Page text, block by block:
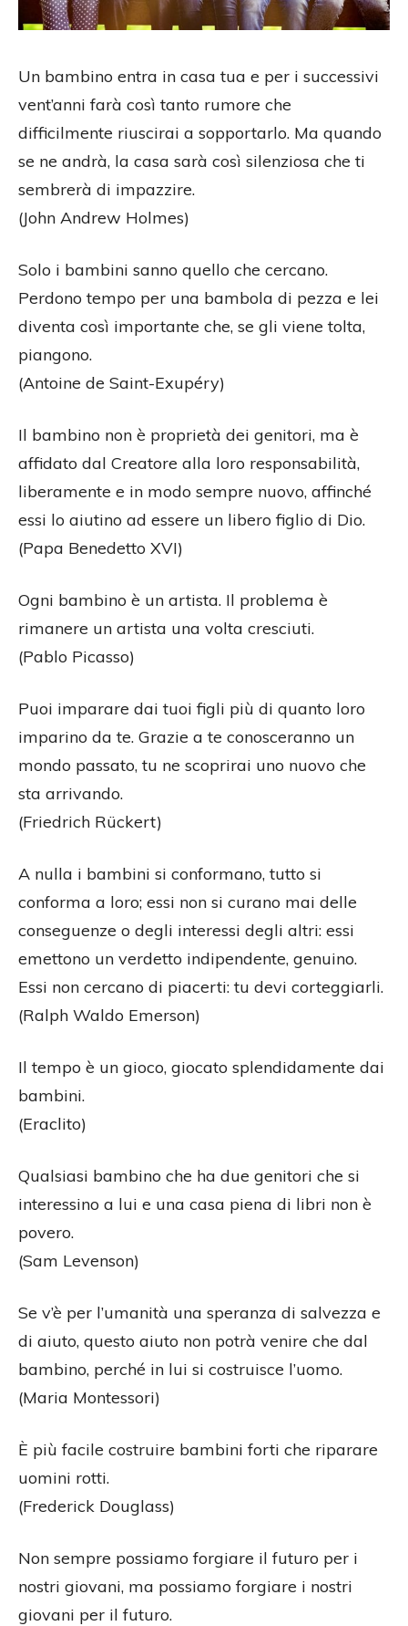
Un bambino entra in casa tua e per i successivi
vent’anni farà così tanto rumore che
difficilmente riuscirai a sopportarlo. Ma quando
se ne andrà, la casa sarà così silenziosa che ti
sembrerà di impazzire.
(John Andrew Holmes)
Solo i bambini sanno quello che cercano.
Perdono tempo per una bambola di pezza e lei
diventa così importante che, se gli viene tolta,
piangono.
(Antoine de Saint-Exupéry)
Il bambino non è proprietà dei genitori, ma è
affidato dal Creatore alla loro responsabilità,
liberamente e in modo sempre nuovo, affinché
essi lo aiutino ad essere un libero figlio di Dio.
(Papa Benedetto XVI)
Ogni bambino è un artista. Il problema è
rimanere un artista una volta cresciuti.
(Pablo Picasso)
Puoi imparare dai tuoi figli più di quanto loro
imparino da te. Grazie a te conosceranno un
mondo passato, tu ne scoprirai uno nuovo che
sta arrivando.
(Friedrich Rückert)
A nulla i bambini si conformano, tutto si
conforma a loro; essi non si curano mai delle
conseguenze o degli interessi degli altri: essi
emettono un verdetto indipendente, genuino.
Essi non cercano di piacerti: tu devi corteggiarli.
(Ralph Waldo Emerson)
Il tempo è un gioco, giocato splendidamente dai
bambini.
(Eraclito)
Qualsiasi bambino che ha due genitori che si
interessino a lui e una casa piena di libri non è
povero.
(Sam Levenson)
Se v’è per l’umanità una speranza di salvezza e
di aiuto, questo aiuto non potrà venire che dal
bambino, perché in lui si costruisce l’uomo.
(Maria Montessori)
È più facile costruire bambini forti che riparare
uomini rotti.
(Frederick Douglass)
Non sempre possiamo forgiare il futuro per i
nostri giovani, ma possiamo forgiare i nostri
giovani per il futuro.